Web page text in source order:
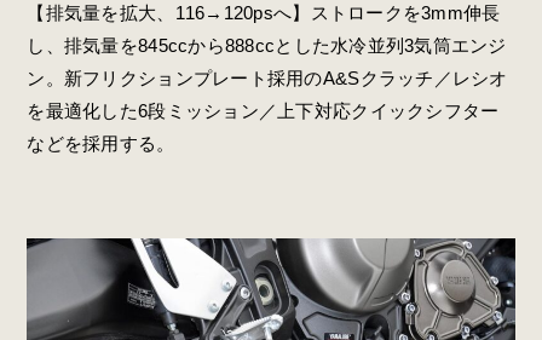
【排気量を拡大、116→120psへ】ストロークを3mm伸長
し、排気量を845ccから888ccとした水冷並列3気筒エンジ
ン。新フリクションプレート採用のA&Sクラッチ／レシオ
を最適化した6段ミッション／上下対応クイックシフター
などを採用する。